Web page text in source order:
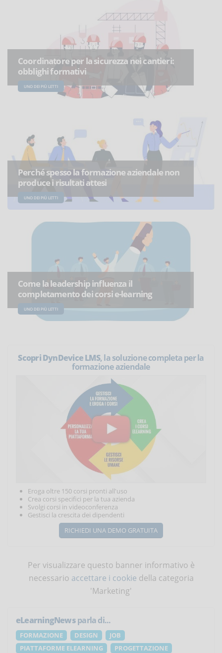
Coordinatore per la sicurezza nei cantieri:
obblighi formativi
UNO DEI PIÙ LETTI
Perché spesso la formazione aziendale non
produce i risultati attesi
UNO DEI PIÙ LETTI
Come la leadership influenza il
completamento dei corsi e-learning
UNO DEI PIÙ LETTI
Scopri DynDevice LMS, la soluzione completa per la
formazione aziendale
Eroga oltre 150 corsi pronti all'uso
Crea corsi specifici per la tua azienda
Svolgi corsi in videoconferenza
Gestisci la crescita dei dipendenti
RICHIEDI UNA DEMO GRATUITA
Per visualizzare questo banner informativo è
necessario accettare i cookie della categoria
'Marketing'
eLearningNewsparla di...
FORMAZIONE DESIGN
JOB
PIATTAFORME ELEARNING
PROGETTAZIONE